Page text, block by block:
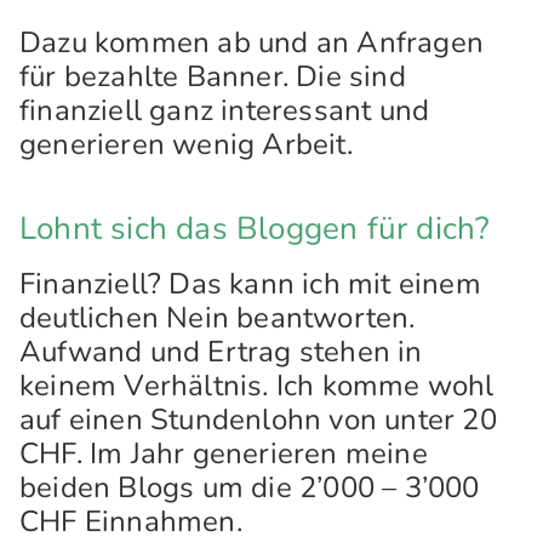
Dazu kommen ab und an Anfragen
für bezahlte Banner. Die sind
finanziell ganz interessant und
generieren wenig Arbeit.
Lohnt sich das Bloggen für dich?
Finanziell? Das kann ich mit einem
deutlichen Nein beantworten.
Aufwand und Ertrag stehen in
keinem Verhältnis. Ich komme wohl
auf einen Stundenlohn von unter 20
CHF. Im Jahr generieren meine
beiden Blogs um die 2’000 – 3’000
CHF Einnahmen.